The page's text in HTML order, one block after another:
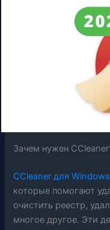
Зачем нужен
CCleaner для Windows
которые помогают
очистить реестр,
многое другое. Эти